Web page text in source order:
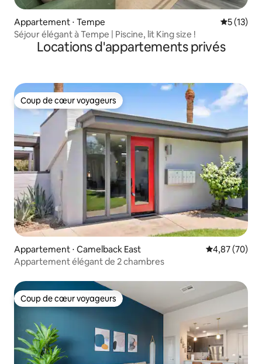
Appartement ⋅ Tempe
5 (13)
Séjour élégant à Tempe | Piscine, lit King size !
Locations d'appartements privés
Coup de cœur voyageurs
Coup de cœur voyageurs
Appartement ⋅ Camelback East Évaluation
4,87 (70)
Appartement élégant de 2 chambres
Coup de cœur voyageurs
Coup de cœur voyageurs